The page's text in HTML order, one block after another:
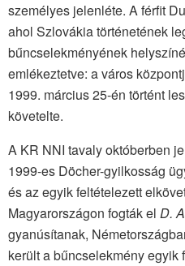
személyes jelenléte. A férfit
ahol Szlovákia történetének
bűncselekményének
emlékeztetve: a város
1999. március 25-én történt
követelte.
A KR NNI tavaly októberben
1999-es Döcher-gyilkosság
és az egyik feltételezett
Magyarországon fogták el D.
gyanúsítanak,
került a bűncselekmény